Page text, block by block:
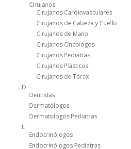
Cirujanos
Cirujanos Cardiovasculares
Cirujanos de Cabeza y Cuello
Cirujanos de Mano
Cirujanos Oncologos
Cirujanos Pediatras
Cirujanos Plásticos
Cirujanos de Tórax
D
Dentistas
Dermatólogos
Dermatologos Pediatras
E
Endocrinólogos
Endocrinólogos Pediatras